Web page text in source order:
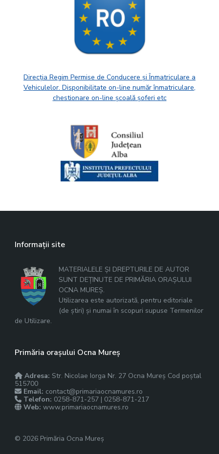
Direcția Regim Permise de Conducere și Înmatriculare a
Vehiculelor. Disponibilitate on-line număr înmatriculare,
chestionare on-line școală șoferi etc
Informații site
MATERIALELE ȘI DREPTURILE DE AUTOR
SUNT DEȚINUTE DE PRIMĂRIA ORAȘULUI
OCNA MUREȘ.
Utilizarea este autorizată, pentru editoriale
(de știri) și numai în scopuri supuse Termenilor
de Utilizare.
Primăria orașului Ocna Mureș
Adresa: Str. Nicolae Iorga Nr. 27 Ocna Mureș Cod poștal
515700
Email: contact@primariaocnamures.ro
Telefon: 0258-871-257 | 0258-871-217
Web: www.primariaocnamures.ro
© 2026 Primăria Ocna Mureș